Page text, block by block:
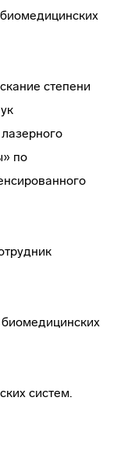
степени
по
биомедицинских
систем.